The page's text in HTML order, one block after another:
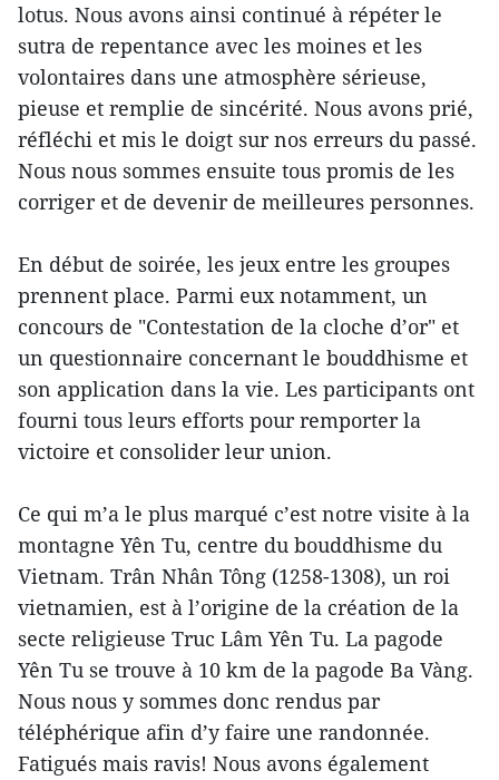
lotus. Nous avons ainsi continué à répéter le
sutra de repentance avec les moines et les
volontaires dans une atmosphère sérieuse,
pieuse et remplie de sincérité. Nous avons prié,
réfléchi et mis le doigt sur nos erreurs du passé.
Nous nous sommes ensuite tous promis de les
corriger et de devenir de meilleures personnes.
En début de soirée, les jeux entre les groupes
prennent place. Parmi eux notamment, un
concours de "Contestation de la cloche d’or" et
un questionnaire concernant le bouddhisme et
son application dans la vie. Les participants ont
fourni tous leurs efforts pour remporter la
victoire et consolider leur union.
Ce qui m’a le plus marqué c’est notre visite à la
montagne Yên Tu, centre du bouddhisme du
Vietnam. Trân Nhân Tông (1258-1308), un roi
vietnamien, est à l’origine de la création de la
secte religieuse Truc Lâm Yên Tu. La pagode
Yên Tu se trouve à 10 km de la pagode Ba Vàng.
Nous nous y sommes donc rendus par
téléphérique afin d’y faire une randonnée.
Fatigués mais ravis! Nous avons également